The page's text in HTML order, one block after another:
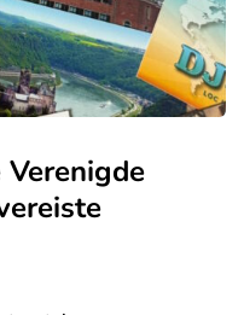
Verenigde